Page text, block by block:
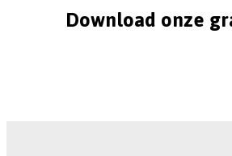
Download onze